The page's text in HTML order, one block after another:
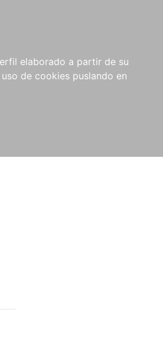
elaborado a partir de su
de cookies puslando en